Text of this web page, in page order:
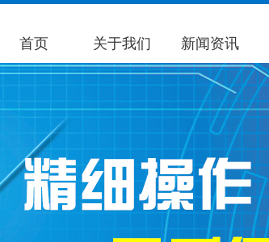
首页 关于我们 新闻资讯